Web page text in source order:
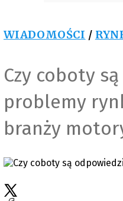
WIADOMOŚCI /
Czy coboty
problemy
branży